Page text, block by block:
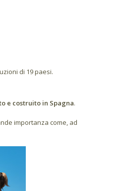
di 19 paesi.
e costruito in Spagna.
importanza come, ad